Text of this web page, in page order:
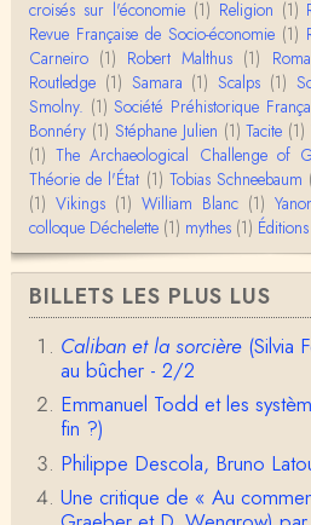
Bonjour,Merci pour
en tant qu’êtres humains,
Christophe Darmangeat
Envoyez moi un mail :
anne hebrard
Bonjour, peut-on trouver
ain Testart de 2009,
Claude Julien
Bonjour Monsieur,Récent
ens de lire votre
Anonymous
1° Le message
ma évolutif des
Olivier Anselm
Une nouvelle fois, cher
erci pour l'intelligence et
croisés sur l'économie (1) Religion (1)
Revue Française de Socio-économie (1)
Carneiro (1) Robert Malthus (1)
Routledge (1) Samara (1) Scalps (1)
Smolny. (1) Société Préhistorique
Bonnéry (1) Stéphane Julien (1) Tacite (1)
(1) The Archaeological Challenge of
Théorie de l'État (1) Tobias Schneebaum
(1) Vikings (1) William Blanc (1)
colloque Déchelette (1) mythes (1)
BILLETS LES PLUS LUS
Caliban et la sorcière(Silvia
au bûcher - 2/2
Emmanuel Todd et les
fin ?)
Philippe Descola, Bruno
Une critique de « Au